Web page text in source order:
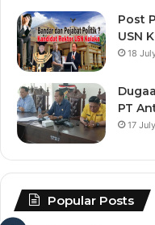
Post
USN
18
PT
17
Popular Posts